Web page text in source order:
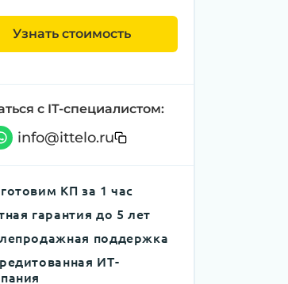
Узнать стоимость
с IT-специалистом:
info@ittelo.ru
КП за 1 час
гарантия до 5 лет
поддержка
ИТ-